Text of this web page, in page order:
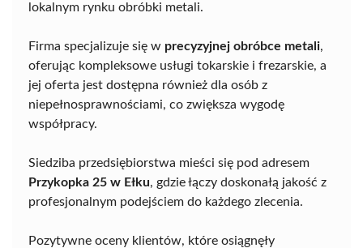
lokalnym rynku obróbki metali.
Firma specjalizuje się w precyzyjnej obróbce metali,
oferując kompleksowe usługi tokarskie i frezarskie, a
jej oferta jest dostępna również dla osób z
niepełnosprawnościami, co zwiększa wygodę
współpracy.
Siedziba przedsiębiorstwa mieści się pod adresem
Przykopka 25 w Ełku, gdzie łączy doskonałą jakość z
profesjonalnym podejściem do każdego zlecenia.
Pozytywne oceny klientów, które osiągnęły